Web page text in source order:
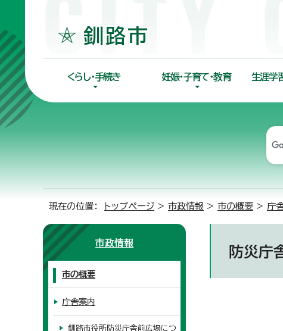
くらし・手続き 妊娠・子育て・教育 生涯学
現在の位置： トップページ > 市政情報 > 市の概要 > 庁
防災庁
市政情報
市の概要
庁舎案内
釧路市役所防災庁舎前広場につ